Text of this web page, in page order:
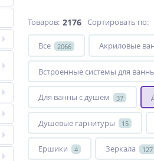
Товаров: 2176 Сортировать по:
Все 2066 Акриловые
Встроенные системы для
Для ванны с душем 37
Душевые гарнитуры 15
Ершики 4 Зеркала 127